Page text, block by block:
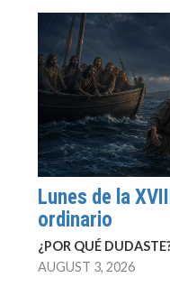
Lunes de la
ordinario
¿POR QUÉ
AUGUST 3, 2026